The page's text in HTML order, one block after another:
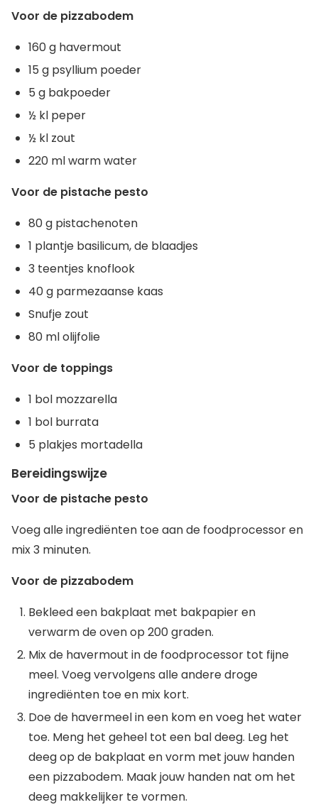
Voor de pizzabodem
160 g havermout
15 g psyllium poeder
5 g bakpoeder
½ kl peper
½ kl zout
220 ml warm water
Voor de pistache pesto
80 g pistachenoten
1 plantje basilicum, de blaadjes
3 teentjes knoflook
40 g parmezaanse kaas
Snufje zout
80 ml olijfolie
Voor de toppings
1 bol mozzarella
1 bol burrata
5 plakjes mortadella
Bereidingswijze
Voor de pistache pesto
Voeg alle ingrediënten toe aan de foodprocessor en
mix 3 minuten.
Voor de pizzabodem
Bekleed een bakplaat met bakpapier en
verwarm de oven op 200 graden.
Mix de havermout in de foodprocessor tot fijne
meel. Voeg vervolgens alle andere droge
ingrediënten toe en mix kort.
Doe de havermeel in een kom en voeg het water
toe. Meng het geheel tot een bal deeg. Leg het
deeg op de bakplaat en vorm met jouw handen
een pizzabodem. Maak jouw handen nat om het
deeg makkelijker te vormen.